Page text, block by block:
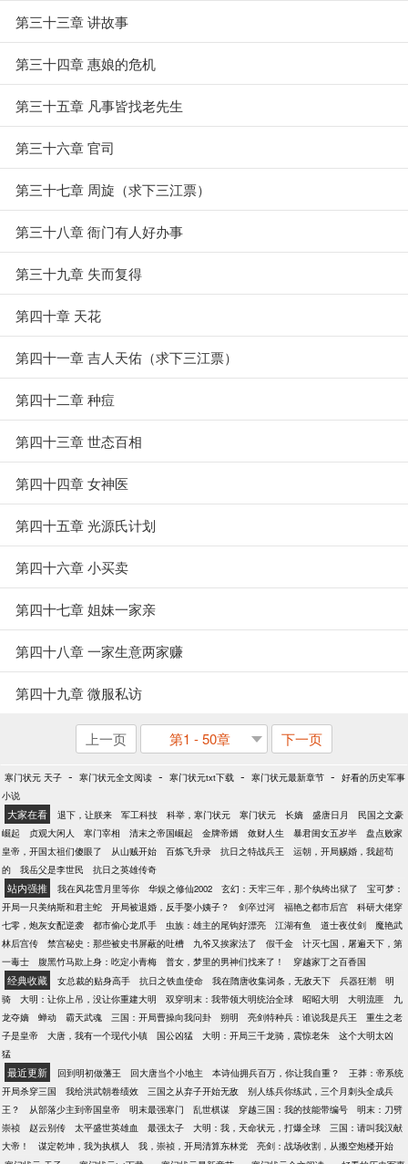
第三十三章 讲故事
第三十四章 惠娘的危机
第三十五章 凡事皆找老先生
第三十六章 官司
第三十七章 周旋（求下三江票）
第三十八章 衙门有人好办事
第三十九章 失而复得
第四十章 天花
第四十一章 吉人天佑（求下三江票）
第四十二章 种痘
第四十三章 世态百相
第四十四章 女神医
第四十五章 光源氏计划
第四十六章 小买卖
第四十七章 姐妹一家亲
第四十八章 一家生意两家赚
第四十九章 微服私访
上一页 第1 - 50章 下一页
寒门状元 天子 - 寒门状元全文阅读 - 寒门状元txt下载 - 寒门状元最新章节 - 好看的历史军事
小说
大家在看 退下，让朕来 军工科技 科举，寒门状元 寒门状元 长嫡 盛唐日月
民国之文豪
崛起
贞观大闲人 寒门宰相 清末之帝国崛起 金牌帝婿 敛财人生 暴君闺女五岁半
盘点败家
皇帝，开国太祖们傻眼了
从山贼开始 百炼飞升录 抗日之特战兵王
运朝，开局赐婚，我超苟
的
我岳父是李世民 抗日之英雄传奇
站内强推 我在风花雪月里等你 华娱之修仙2002 玄幻：天牢三年，那个纨绔出狱了
宝可梦：
开局一只美纳斯和君主蛇
开局被退婚，反手娶小姨子？ 剑卒过河 福艳之都市后宫
科研大佬穿
七零，炮灰女配逆袭
都市偷心龙爪手 虫族：雄主的尾钩好漂亮 江湖有鱼 道士夜仗剑
魔艳武
林后宫传
禁宫秘史：那些被史书屏蔽的吐槽 九爷又挨家法了 假千金
计灭七国，屠遍天下，第
一毒士
腹黑竹马欺上身：吃定小青梅 普女，梦里的男神们找来了！ 穿越家丁之百香国
经典收藏 女总裁的贴身高手 抗日之铁血使命 我在隋唐收集词条，无敌天下 兵器狂潮
明
骑
大明：让你上吊，没让你重建大明 双穿明末：我带领大明统治全球 昭昭大明 大明流匪
九
龙夺嫡
蝉动 霸天武魂 三国：开局曹操向我问卦 朔明 亮剑特种兵：谁说我是兵王
重生之老
子是皇帝
大唐，我有一个现代小镇 国公凶猛 大明：开局三千龙骑，震惊老朱
这个大明太凶
猛
最近更新 回到明初做藩王 回大唐当个小地主 本诗仙拥兵百万，你让我自重？
王莽：帝系统
开局杀穿三国
我给洪武朝卷绩效 三国之从弃子开始无敌
别人练兵你练武，三个月刺头全成兵
王？
从部落少主到帝国皇帝 明末最强寒门 乱世棋谋 穿越三国：我的技能带编号
明末：刀劈
崇祯
赵云别传 太平盛世英雄血 最强太子 大明：我，天命状元，打爆全球
三国：请叫我汉献
大帝！
谋定乾坤，我为执棋人 我，崇祯，开局清算东林党
亮剑：战场收割，从搬空炮楼开始